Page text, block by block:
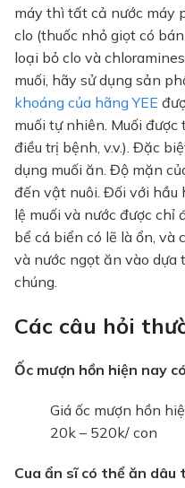
máy thì tất cả nước máy
clo (thuốc nhỏ giọt có
loại bỏ clo và
muối, hãy sử dụng sản
khoáng của hãng YEE
muối tự nhiên. Muối
điều trị bệnh, v.v.). Đặc
dụng muối ăn. Độ mặn
đến vật nuôi. Đối với hầu
lệ muối và nước được chỉ
bể cá biển có lẽ là ổn, và
và nước ngọt ăn vào dựa
chúng.
Các câu hỏi
Ốc mượn hồn hiện nay
Giá ốc mượn hồn
20k – 520k/ con
Cua ẩn sĩ có thể ăn dâu